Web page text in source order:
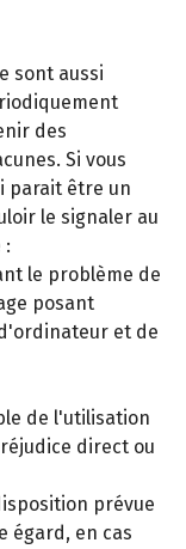
sont aussi
des
Si vous
parait être un
le signaler au
:
le problème de
posant
et de
de l'utilisation
direct ou
prévue
égard, en cas